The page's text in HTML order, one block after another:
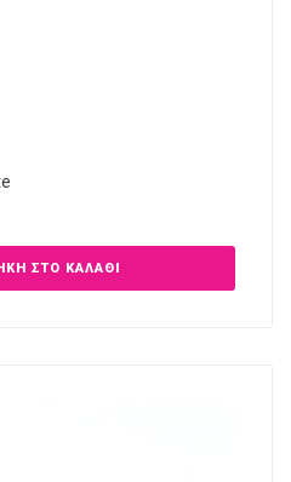
ΣΤΟ ΚΑΛΆΘΙ